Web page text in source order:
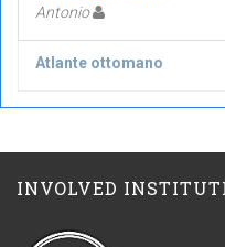
Antonio
Atlante ottomano
INVOLVED